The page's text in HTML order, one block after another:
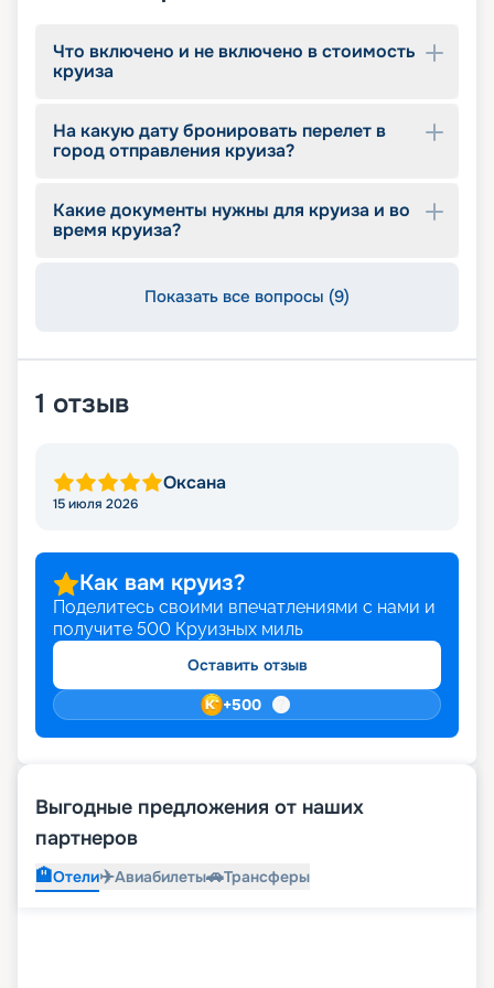
Что включено и не включено в стоимость
круиза
На какую дату бронировать перелет в
город отправления круиза?
Какие документы нужны для круиза и во
время круиза?
Показать все вопросы (9)
1 отзыв
Оксана
15 июля 2026
Как вам круиз?
Поделитесь своими впечатлениями с нами и
получите 500 Круизных миль
Оставить отзыв
+500
Выгодные предложения от наших
партнеров
🏨Отели✈️Авиабилеты🚗Трансферы